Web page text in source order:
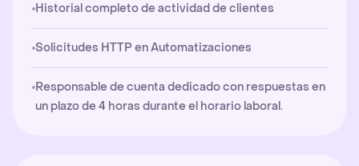
Historial completo de actividad de clientes
Solicitudes HTTP en Automatizaciones
Responsable de cuenta dedicado con respuestas en
un plazo de 4 horas durante el horario laboral.